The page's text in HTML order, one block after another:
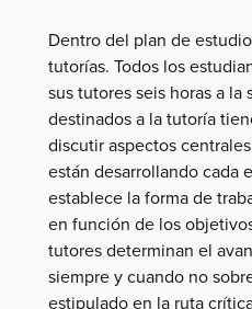
Dentro del plan de
tutorías. Todos los
sus tutores seis horas a la
destinados a la tutoría
discutir aspectos
están desarrollando cada
establece la forma de
en función de los
tutores determinan el
siempre y cuando no
estipulado en la ruta